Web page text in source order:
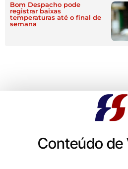
Bom Despacho pode
registrar baixas
temperaturas até o final de
semana
Conteúdo de